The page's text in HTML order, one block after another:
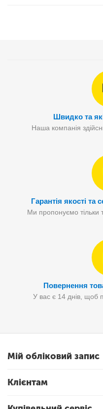
Швидко та
Наша компанія
Гарантія якості та
Ми пропонуємо тільки
Повернення
У вас є 14 днів, щоб
Мій обліковий запис
Клієнтам